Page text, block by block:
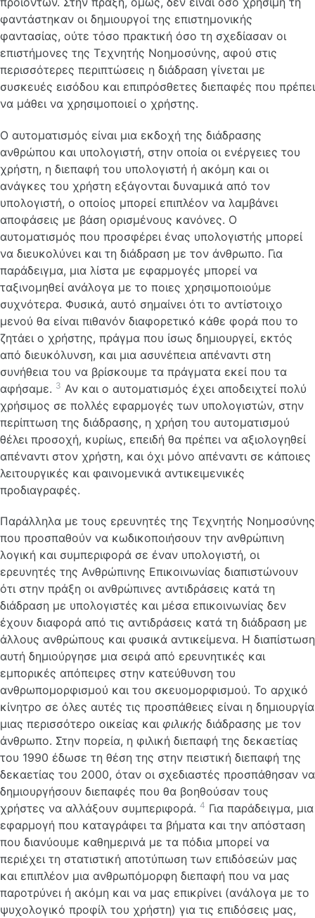
φαντάστηκαν οι δημιουργοί της επιστημονικής
φαντασίας, ούτε τόσο πρακτική όσο τη σχεδίασαν οι
επιστήμονες της Τεχνητής Νοημοσύνης, αφού στις
περισσότερες περιπτώσεις η διάδραση γίνεται με
συσκευές εισόδου και επιπρόσθετες διεπαφές που πρέπει
να μάθει να χρησιμοποιεί ο χρήστης.
Ο αυτοματισμός είναι μια εκδοχή της διάδρασης
ανθρώπου και υπολογιστή, στην οποία οι ενέργειες του
χρήστη, η διεπαφή του υπολογιστή ή ακόμη και οι
ανάγκες του χρήστη εξάγονται δυναμικά από τον
υπολογιστή, ο οποίος μπορεί επιπλέον να λαμβάνει
αποφάσεις με βάση ορισμένους κανόνες. Ο
αυτοματισμός που προσφέρει ένας υπολογιστής μπορεί
να διευκολύνει και τη διάδραση με τον άνθρωπο. Για
παράδειγμα, μια λίστα με εφαρμογές μπορεί να
ταξινομηθεί ανάλογα με το ποιες χρησιμοποιούμε
συχνότερα. Φυσικά, αυτό σημαίνει ότι το αντίστοιχο
μενού θα είναι πιθανόν διαφορετικό κάθε φορά που το
ζητάει ο χρήστης, πράγμα που ίσως δημιουργεί, εκτός
από διευκόλυνση, και μια ασυνέπεια απέναντι στη
συνήθεια του να βρίσκουμε τα πράγματα εκεί που τα
αφήσαμε. 3 Αν και ο αυτοματισμός έχει αποδειχτεί πολύ
χρήσιμος σε πολλές εφαρμογές των υπολογιστών, στην
περίπτωση της διάδρασης, η χρήση του αυτοματισμού
θέλει προσοχή, κυρίως, επειδή θα πρέπει να αξιολογηθεί
απέναντι στον χρήστη, και όχι μόνο απέναντι σε κάποιες
λειτουργικές και φαινομενικά αντικειμενικές
προδιαγραφές.
Παράλληλα με τους ερευνητές της Τεχνητής Νοημοσύνης
που προσπαθούν να κωδικοποιήσουν την ανθρώπινη
λογική και συμπεριφορά σε έναν υπολογιστή, οι
ερευνητές της Ανθρώπινης Επικοινωνίας διαπιστώνουν
ότι στην πράξη οι ανθρώπινες αντιδράσεις κατά τη
διάδραση με υπολογιστές και μέσα επικοινωνίας δεν
έχουν διαφορά από τις αντιδράσεις κατά τη διάδραση με
άλλους ανθρώπους και φυσικά αντικείμενα. Η διαπίστωση
αυτή δημιούργησε μια σειρά από ερευνητικές και
εμπορικές απόπειρες στην κατεύθυνση του
ανθρωπομορφισμού και του σκευομορφισμού. Το αρχικό
κίνητρο σε όλες αυτές τις προσπάθειες είναι η δημιουργία
μιας περισσότερο οικείας και φιλικής διάδρασης με τον
άνθρωπο. Στην πορεία, η φιλική διεπαφή της δεκαετίας
του 1990 έδωσε τη θέση της στην πειστική διεπαφή της
δεκαετίας του 2000, όταν οι σχεδιαστές προσπάθησαν να
δημιουργήσουν διεπαφές που θα βοηθούσαν τους
χρήστες να αλλάξουν συμπεριφορά. 4 Για παράδειγμα, μια
εφαρμογή που καταγράφει τα βήματα και την απόσταση
που διανύουμε καθημερινά με τα πόδια μπορεί να
περιέχει τη στατιστική αποτύπωση των επιδόσεών μας
και επιπλέον μια ανθρωπόμορφη διεπαφή που να μας
παροτρύνει ή ακόμη και να μας επικρίνει (ανάλογα με το
ψυχολογικό προφίλ του χρήστη) για τις επιδόσεις μας,